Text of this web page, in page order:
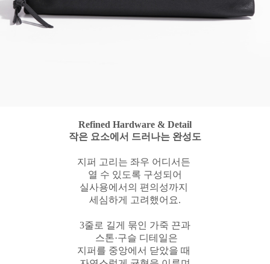
Refined Hardware & Detail
작은 요소에서 드러나는 완성도
지퍼 고리는 좌우 어디서든
열 수 있도록 구성되어
실사용에서의 편의성까지
세심하게 고려했어요.
3줄로 길게 묶인 가죽 끈과
스톤·구슬 디테일은
지퍼를 중앙에서 닫았을 때